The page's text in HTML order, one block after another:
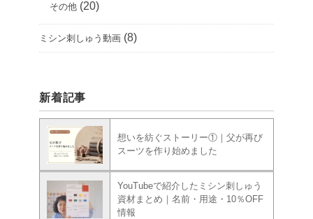
その他 (20)
ミシン刺しゅう動画 (8)
新着記事
想いを紡ぐストーリー①｜父が再び
スーツを作り始めました
YouTubeで紹介したミシン刺しゅう
資材まとめ｜名前・用途・10％OFF
情報